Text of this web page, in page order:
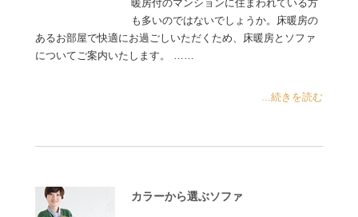
暖房付のマンションに住まわれている方
も多いのではないでしょうか。床暖房の
あるお部屋で快適にお過ごしいただくため、床暖房とソファ
についてご案内いたします。 ……
...続きを読む
カラーから選ぶソファ